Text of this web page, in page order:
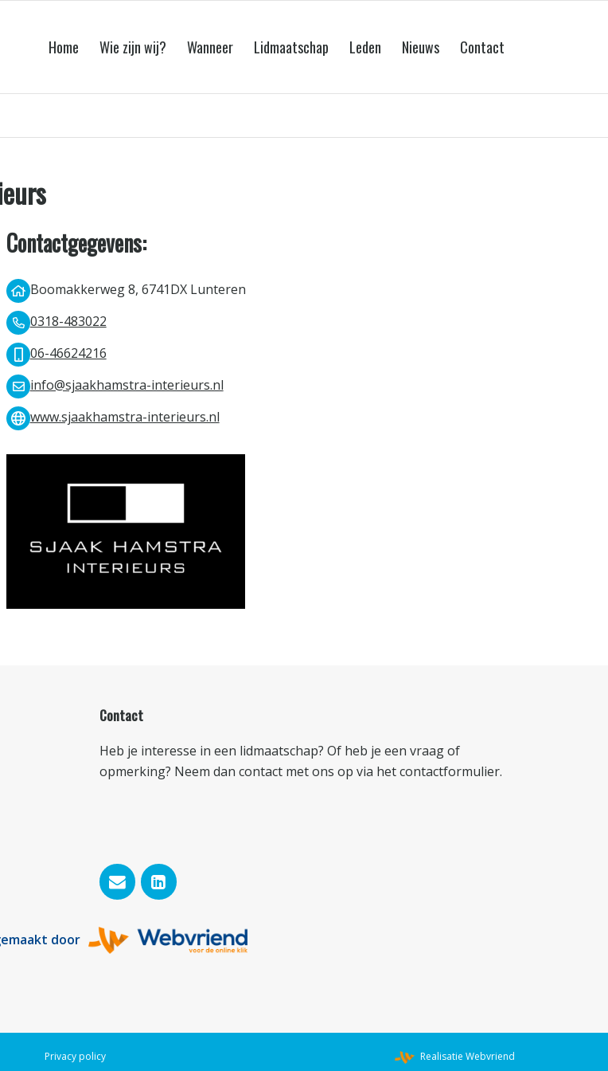
Home Wie zijn wij? Wanneer Lidmaatschap Leden Nieuws Contact
Contactgegevens:
Boomakkerweg 8, 6741DX Lunteren
0318-483022
06-46624216
info@sjaakhamstra-interieurs.nl
www.sjaakhamstra-interieurs.nl
Contact
Heb je interesse in een lidmaatschap? Of heb je een vraag of
opmerking? Neem dan contact met ons op via hetcontactformulier.
door
Privacy policy Realisatie Webvriend